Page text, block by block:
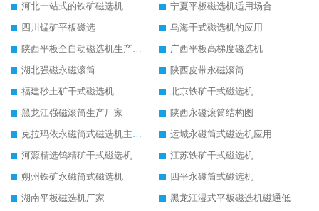
河北一站式的铁矿磁选机
宁夏平板磁选机适用场合
四川锰矿平板磁选
乌海干式磁选机的应用
陕西平板全自动磁选机生产厂家
广西平板高梯度磁选机
湖北强磁永磁滚筒
陕西皮带永磁滚筒
福建砂土矿干式磁选机
北京铁矿干式磁选机
黑龙江强磁滚筒生产厂家
陕西永磁滚筒结构图
克拉玛依永磁筒式磁选机主要技术参数
运城永磁筒式磁选机应用
河源精选钨精矿干式磁选机
江苏铁矿干式磁选机
朔州铁矿永磁筒式磁选机
四平永磁筒式磁选机
湖南平板磁选机厂家
黑龙江湿式平板磁选机磁通低